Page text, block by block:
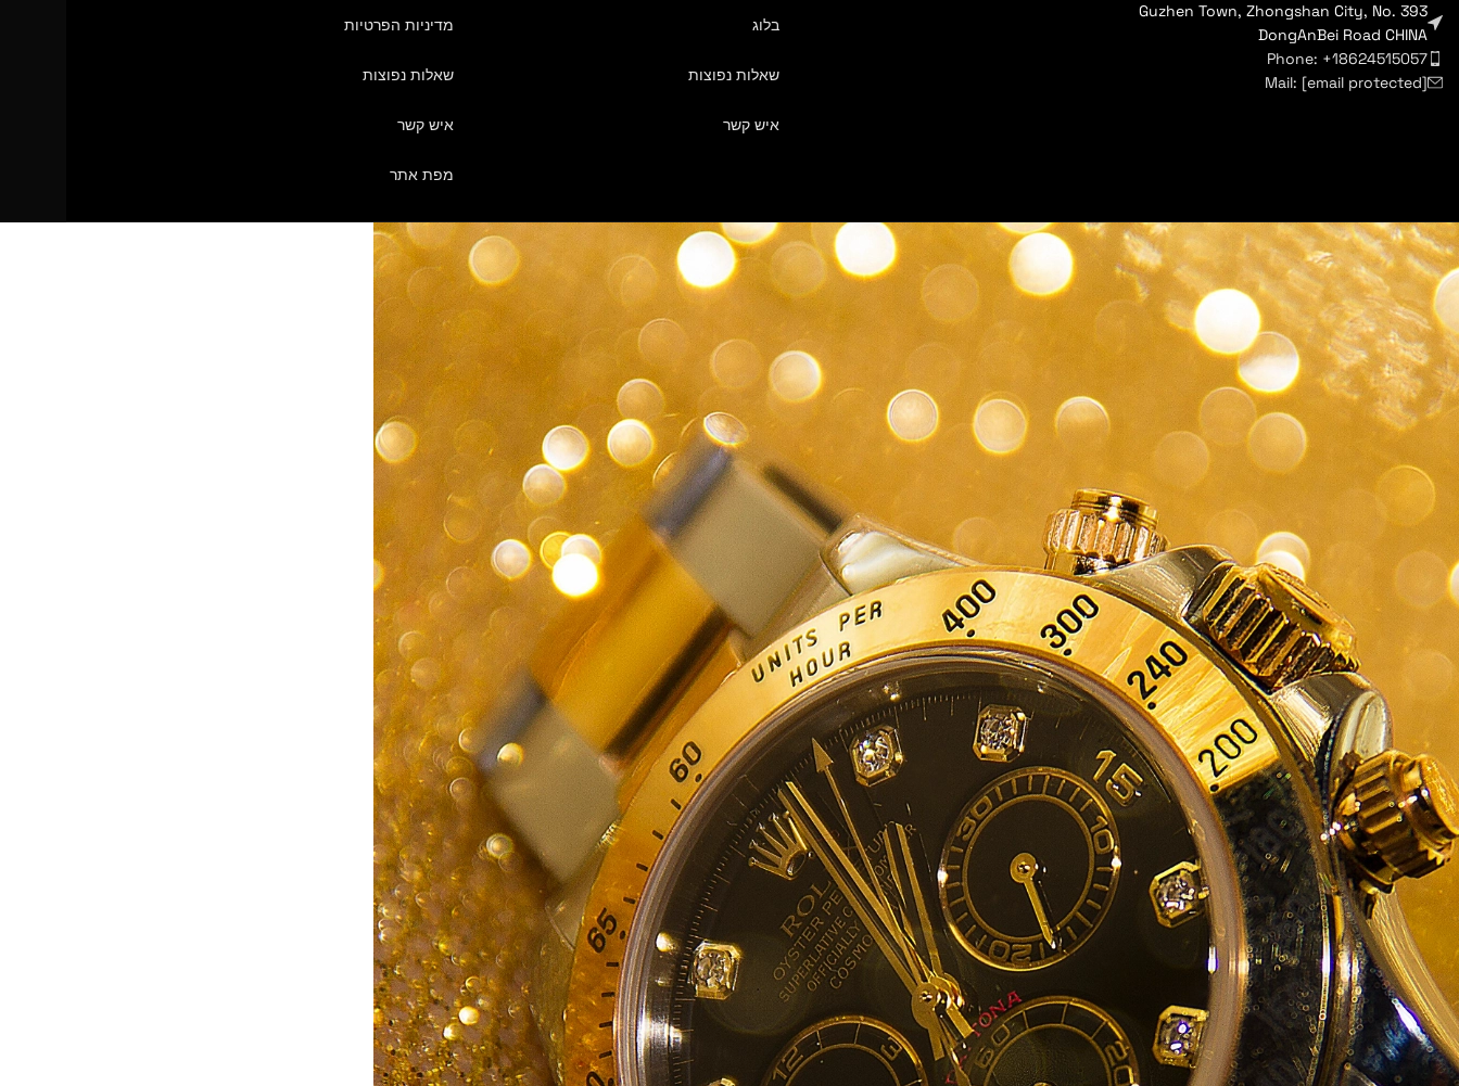
Guzhen Town, Zhongshan City, No. 393
DongAnBei Road CHINA
Phone: +18624515057
Mail: [email protected]
בלוג
שאלות נפוצות
איש קשר
מדיניות הפרטיות
שאלות נפוצות
איש קשר
מפת אתר